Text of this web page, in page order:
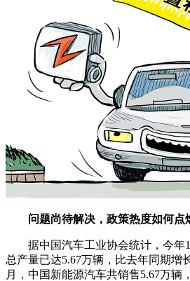
问题尚待解决，政策热度如何点
据中国汽车工业协会统计，今年
总产量已达5.67万辆，比去年同期增
月，中国新能源汽车共销售5.67万辆